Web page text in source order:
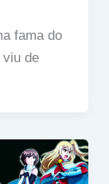
fama do
viu de